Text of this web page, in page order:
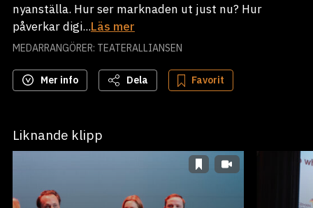
nyanställa. Hur ser marknaden ut just nu? Hur
påverkar digi...Läs mer
MEDARRANGÖRER: TEATERALLIANSEN
Mer info Dela Favorit
Liknande klipp